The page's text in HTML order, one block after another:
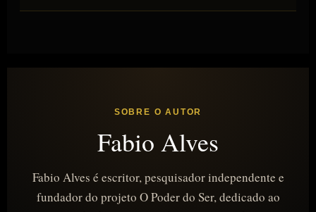
SOBRE O AUTOR
Fabio Alves
Fabio Alves é escritor, pesquisador independente e
fundador do projeto O Poder do Ser, dedicado ao